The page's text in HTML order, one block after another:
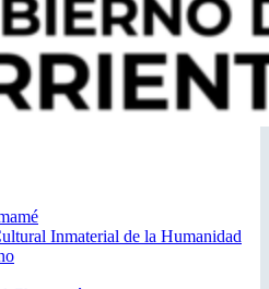
Inmaterial de la Humanidad